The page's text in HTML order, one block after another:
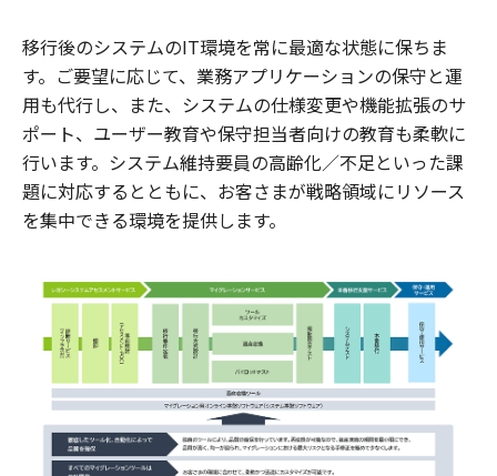
移行後のシステムのIT環境を常に最適な状態に保ちま
す。ご要望に応じて、業務アプリケーションの保守と運
用も代行し、また、システムの仕様変更や機能拡張のサ
ポート、ユーザー教育や保守担当者向けの教育も柔軟に
行います。システム維持要員の高齢化／不足といった課
題に対応するとともに、お客さまが戦略領域にリソース
を集中できる環境を提供します。